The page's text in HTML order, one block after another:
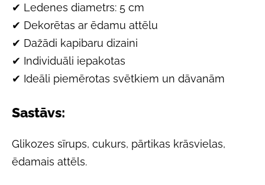
✔ Ledenes diametrs: 5 cm
✔ Dekorētas ar ēdamu attēlu
✔ Dažādi kapibaru dizaini
✔ Individuāli iepakotas
✔ Ideāli piemērotas svētkiem un dāvanām
Sastāvs:
Glikozes sīrups, cukurs, pārtikas krāsvielas,
ēdamais attēls.